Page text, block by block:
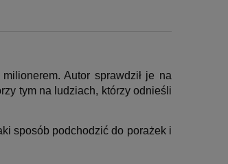
Autor sprawdził je na
tym na ludziach, którzy odnieśli
sposób podchodzić do porażek i